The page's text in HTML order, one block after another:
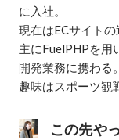
に入社。
現在はECサイトの
主にFuelPHPを用
開発業務に携わる。
趣味はスポーツ観
この先や